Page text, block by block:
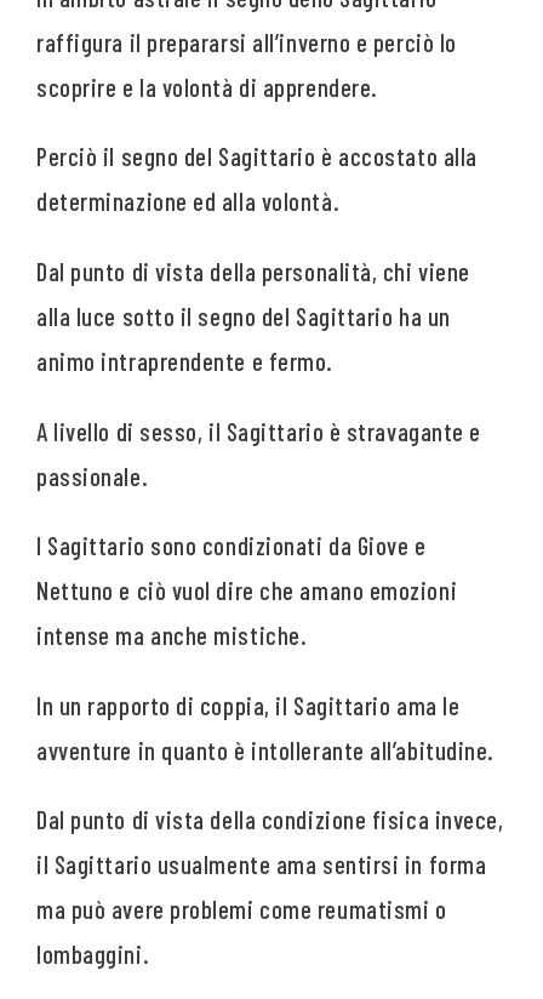
raffigura il prepararsi all’inverno e perciò lo
scoprire e la volontà di apprendere.
Perciò il segno del Sagittario è accostato alla
determinazione ed alla volontà.
Dal punto di vista della personalità, chi viene
alla luce sotto il segno del Sagittario ha un
animo intraprendente e fermo.
A livello di sesso, il Sagittario è stravagante e
passionale.
I Sagittario sono condizionati da Giove e
Nettuno e ciò vuol dire che amano emozioni
intense ma anche mistiche.
In un rapporto di coppia, il Sagittario ama le
avventure in quanto è intollerante all’abitudine.
Dal punto di vista della condizione fisica invece,
il Sagittario usualmente ama sentirsi in forma
ma può avere problemi come reumatismi o
lombaggini.